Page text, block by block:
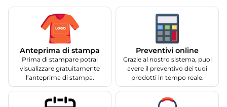
Anteprima di stampa
Prima di stampare potrai
visualizzare gratuitamente
l’anteprima di stampa.
Preventivi online
Grazie al nostro sistema, puoi
avere il preventivo dei tuoi
prodotti in tempo reale.